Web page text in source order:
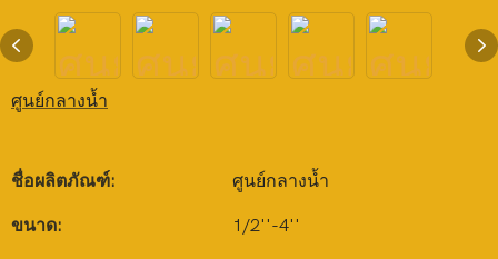
ศูนย์กลางน้ำ
ชื่อผลิตภัณฑ์: ศูนย์กลางน้ำ
ขนาด: 1/2''-4''